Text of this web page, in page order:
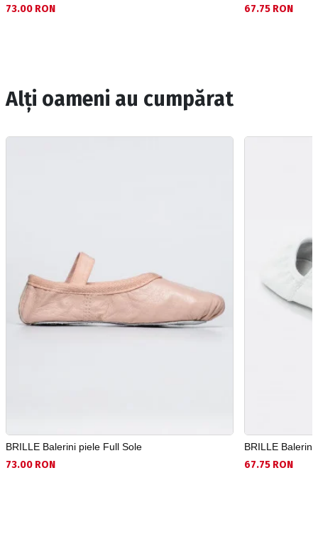
73.00 RON 67.75 RON
Alți oameni au cumpărat
BRILLE Balerini piele Full Sole
73.00 RON
BRILLE Balerini
67.75 RON